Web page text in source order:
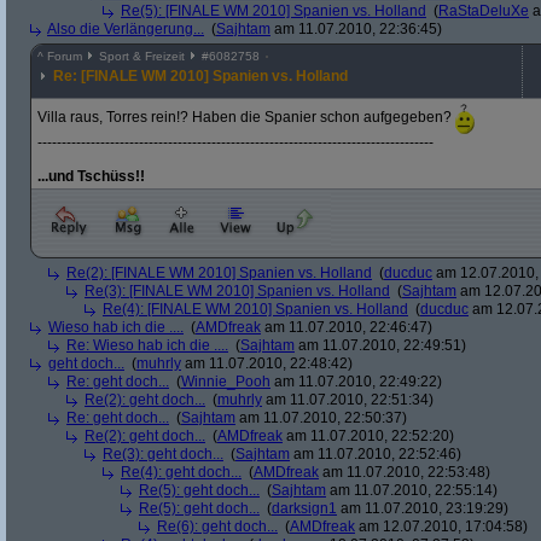
Re(5): [FINALE WM 2010] Spanien vs. Holland (RaStaDeluXe
Also die Verlängerung... (Sajhtam am 11.07.2010, 22:36:45)
^ Forum Sport & Freizeit #6082758
Re: [FINALE WM 2010] Spanien vs. Holland
Villa raus, Torres rein!? Haben die Spanier schon aufgegeben?
----------------------------------------------------------------------------------
...und Tschüss!!
Re(2): [FINALE WM 2010] Spanien vs. Holland (ducduc am
Re(3): [FINALE WM 2010] Spanien vs. Holland (Sajhtam am
Re(4): [FINALE WM 2010] Spanien vs. Holland (ducduc am
Wieso hab ich die .... (AMDfreak am 11.07.2010, 22:46:47)
Re: Wieso hab ich die .... (Sajhtam am 11.07.2010, 22:49:51)
geht doch... (muhrly am 11.07.2010, 22:48:42)
Re: geht doch... (Winnie_Pooh am 11.07.2010, 22:49:22)
Re(2): geht doch... (muhrly am 11.07.2010, 22:51:34)
Re: geht doch... (Sajhtam am 11.07.2010, 22:50:37)
Re(2): geht doch... (AMDfreak am 11.07.2010, 22:52:20)
Re(3): geht doch... (Sajhtam am 11.07.2010, 22:52:46)
Re(4): geht doch... (AMDfreak am 11.07.2010, 22:53:48)
Re(5): geht doch... (Sajhtam am 11.07.2010, 22:55:14)
Re(5): geht doch... (darksign1 am 11.07.2010, 23:19:29)
Re(6): geht doch... (AMDfreak am 12.07.2010, 17:04:58)